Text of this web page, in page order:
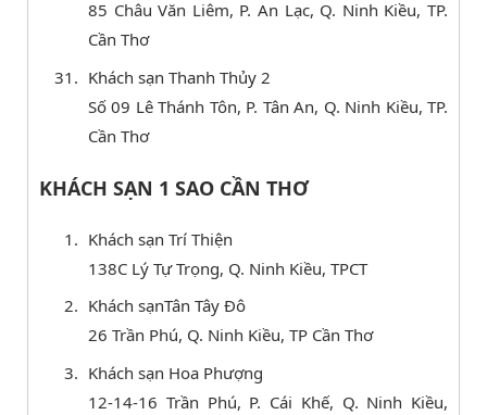
85 Châu Văn Liêm, P. An Lạc, Q. Ninh Kiều, TP.
Cần Thơ
Khách sạn Thanh Thủy 2
Số 09 Lê Thánh Tôn, P. Tân An, Q. Ninh Kiều, TP.
Cần Thơ
KHÁCH SẠN 1 SAO CẦN THƠ
Khách sạn Trí Thiện
138C Lý Tự Trọng, Q. Ninh Kiều, TPCT
Khách sạnTân Tây Đô
26 Trần Phú, Q. Ninh Kiều, TP Cần Thơ
Khách sạn Hoa Phượng
12-14-16 Trần Phú, P. Cái Khế, Q. Ninh Kiều,